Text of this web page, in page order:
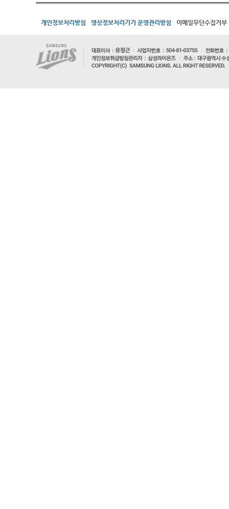
개인정보처리방침 영상정보처리기기 운영관리방침 이메일무단수집거부